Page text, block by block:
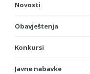
Novosti
Obavještenja
Konkursi
Javne nabavke